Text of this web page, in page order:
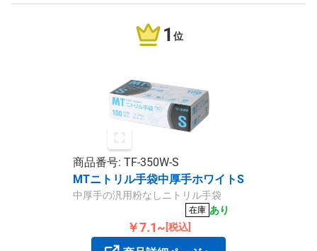
1 位
商品番号: TF-350W-S
MTニトリル手袋中厚手ホワイトS
中厚手の汎用粉なしニトリル手袋
在庫 あり
￥7.1~ [税込]